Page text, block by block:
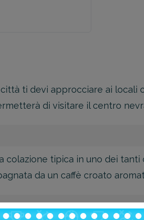
ti devi approcciare ai locali
di visitare il centro
colazione tipica in uno dei
da un caffè croato